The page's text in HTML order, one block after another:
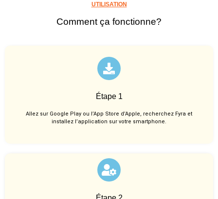
UTILISATION
Comment ça fonctionne?
Étape 1
Allez sur Google Play ou l’App Store d’Apple, recherchez Fyra et
installez l’application sur votre smartphone.